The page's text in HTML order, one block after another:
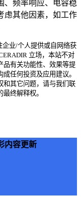
、频率响应、电容稳
虑其他因素，如工作
企业/个人提供或自网络获
立场，本站不对
品有关功能性、效果等提
任何投资及应用建议。
和其它问题，请与我们联
终解释权。
内容更新